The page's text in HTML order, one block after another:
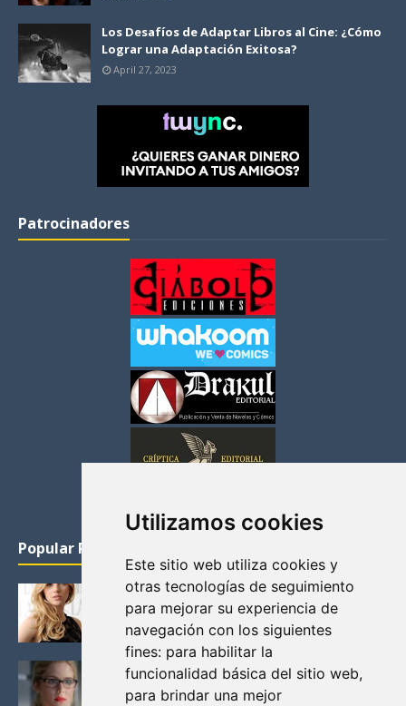
Utilizamos cookies
Este sitio web utiliza cookies y
otras tecnologías de seguimiento
para mejorar su experiencia de
navegación con los siguientes
fines: para habilitar la
funcionalidad básica del sitio web,
para brindar una mejor
Los Desafíos de Adaptar Libros al Cine: ¿Cómo
Lograr una Adaptación Exitosa?
April 27, 2023
Patrocinadores
Popular Posts
KATHERYN WINNICK: LA ACTRIZ MAS GUAPA DE
VIKINGOS
Junio 14, 2013
FELICITY (EMILY BETT RICKARDS), LAS FOTOS
MAS BONITAS DE LA ALIADA DE ARROW